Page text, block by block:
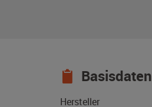
Basisdaten
Hersteller